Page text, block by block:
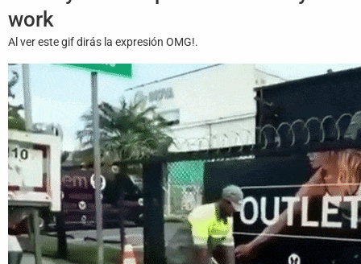
Archivo
Gifs
Terminos
Y
Condiciones
Política
De
Cookies
work
Al ver este gif dirás la expresión OMG!.